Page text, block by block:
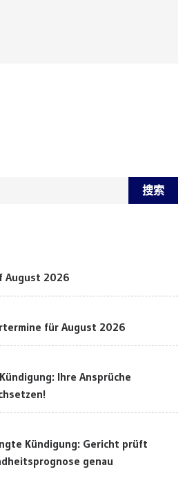
August 2026
für August 2026
Ihre Ansprüche
Kündigung: Gericht prüft
genau